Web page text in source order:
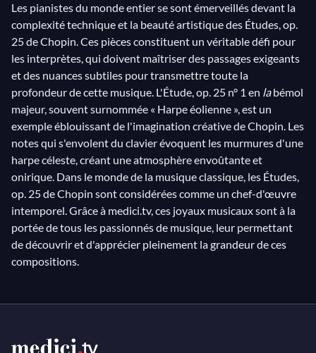
Les pianistes du monde entier se sont émerveillés devant la
complexité technique et la beauté artistique des Études, op.
25 de Chopin. Ces pièces constituent un véritable défi pour
les interprètes, qui doivent maîtriser des passages exigeants
et des nuances subtiles pour transmettre toute la
profondeur de cette musique. L'Étude, op. 25 n° 1 en labémol
majeur, souvent surnommée « Harpe éolienne », est un
exemple éblouissant de l'imagination créative de Chopin. Les
notes qui s'envolent du clavier évoquent les murmures d'une
harpe céleste, créant une atmosphère envoûtante et
onirique. Dans le monde de la musique classique, les Études,
op. 25 de Chopin sont considérées comme un chef-d'œuvre
intemporel. Grâce à medici.tv, ces joyaux musicaux sont à la
portée de tous les passionnés de musique, leur permettant
de découvrir et d'apprécier pleinement la grandeur de ces
compositions.